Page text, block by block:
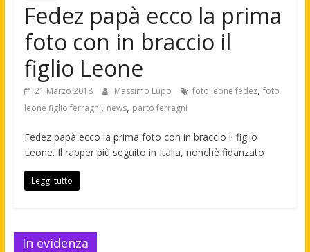
Fedez papà ecco la prima
foto con in braccio il
figlio Leone
21 Marzo 2018 Massimo Lupo foto leone fedez, foto
leone figlio ferragni, news, parto ferragni
Fedez papà ecco la prima foto con in braccio il figlio
Leone. Il rapper più seguito in Italia, nonchè fidanzato
Leggi tutto
In evidenza